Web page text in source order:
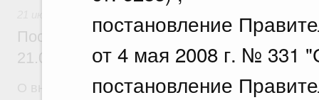
постановление
от 4 мая 2008 г. № 331
постановление
Постановление Правительства
21.07.2026 г. № 917
О внесении изменений в постановление